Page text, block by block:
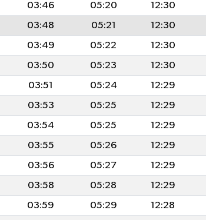
03:46 05:20 12:30
03:48 05:21 12:30
03:49 05:22 12:30
03:50 05:23 12:30
03:51 05:24 12:29
03:53 05:25 12:29
03:54 05:25 12:29
03:55 05:26 12:29
03:56 05:27 12:29
03:58 05:28 12:29
03:59 05:29 12:28